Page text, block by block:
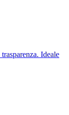
Ideale